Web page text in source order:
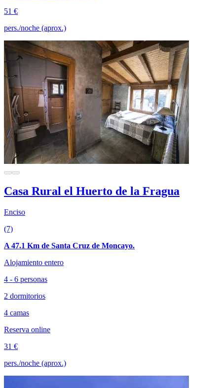
51 €
pers./noche (aprox.)
Casa Rural el Huerto de la Fragua
Enciso
(7)
A 47.1 Km de Santa Cruz de Moncayo.
Alojamiento entero
4 - 6 personas
2 dormitorios
4 camas
Reserva online
31 €
pers./noche (aprox.)